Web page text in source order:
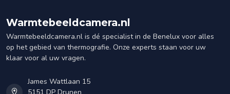
Warmtebeeldcamera.nl
Warmtebeeldcamera.nl is dé specialist in de Benelux voor alles
op het gebied van thermografie. Onze experts staan voor uw
klaar voor al uw vragen.
James Wattlaan 15